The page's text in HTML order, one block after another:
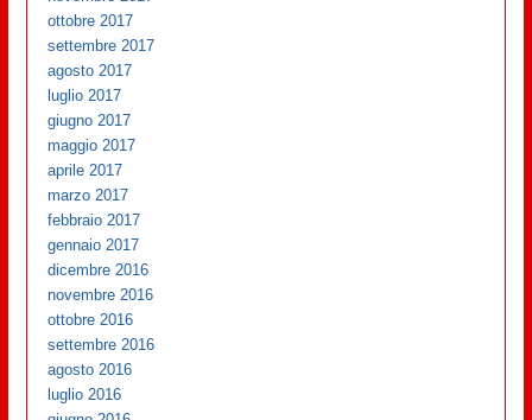
ottobre 2017
settembre 2017
agosto 2017
luglio 2017
giugno 2017
maggio 2017
aprile 2017
marzo 2017
febbraio 2017
gennaio 2017
dicembre 2016
novembre 2016
ottobre 2016
settembre 2016
agosto 2016
luglio 2016